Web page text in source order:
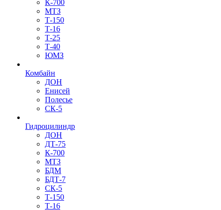
К-700
МТЗ
Т-150
Т-16
Т-25
Т-40
ЮМЗ
Комбайн
ДОН
Енисей
Полесье
СК-5
Гидроцилиндр
ДОН
ДТ-75
К-700
МТЗ
БДМ
БДТ-7
СК-5
Т-150
Т-16